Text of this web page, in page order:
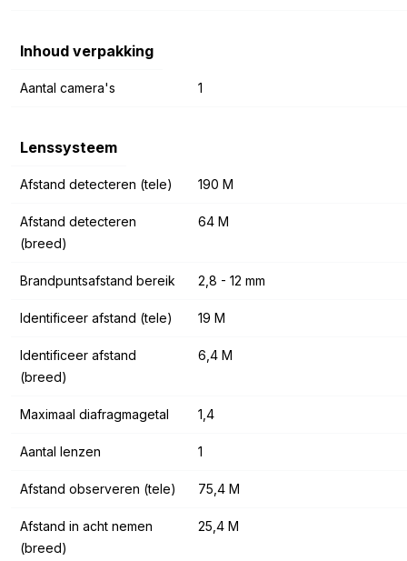
Inhoud verpakking
Aantal camera's 1
Lenssysteem
Afstand detecteren (tele) 190 M
Afstand detecteren
(breed)
64 M
Brandpuntsafstand bereik 2,8 - 12 mm
Identificeer afstand (tele) 19 M
Identificeer afstand
(breed)
6,4 M
Maximaal diafragmagetal 1,4
Aantal lenzen 1
Afstand observeren (tele) 75,4 M
Afstand in acht nemen
(breed)
25,4 M